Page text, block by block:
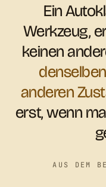
Ein
Werkzeug,
keinen
anderen
erst, wenn
AUS DEM